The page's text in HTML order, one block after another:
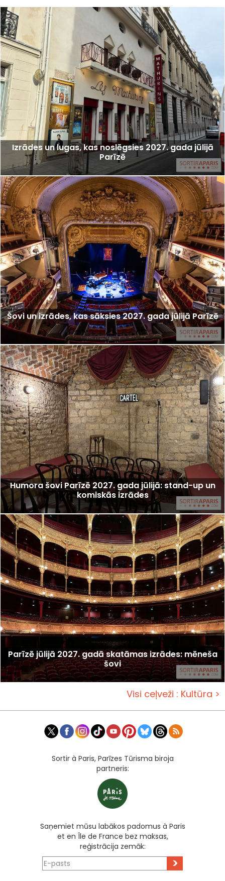
Izrādes un lugas, kas noslēgsies 2027. gada jūlijā
Parīzē
Šovi un izrādes, kas sāksies 2027. gada jūlijā Parīzē
Humora šovi Parīzē 2027. gada jūlijā: stand-up un
komiskās izrādes
Parīzē jūlijā 2027. gadā skatāmas izrādes: mēneša
šovi
Visi ceļveži : Kultūra >
Sortir à Paris, Parīzes Tūrisma biroja
partneris:
Saņemiet mūsu labākos padomus à Paris
et en Île de France bez maksas,
reģistrācija zemāk:
>